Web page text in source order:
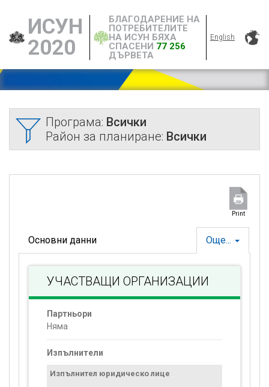
ИСУН
2020
БЛАГОДАРЕНИЕ НА
ПОТРЕБИТЕЛИТЕ
НА ИСУН БЯХА
СПАСЕНИ 77 256
ДЪРВЕТА
English
Програма: Всички
Район за планиране: Всички
Print
Още...
Основни данни
УЧАСТВАЩИ ОРГАНИЗАЦИИ
Партньори
Няма
Изпълнители
Изпълнител юридическо лице